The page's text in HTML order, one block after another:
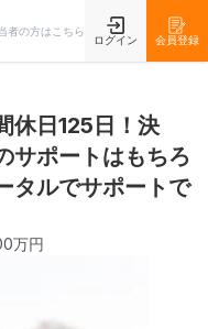
者の方はこちら
ログイン 会員登録
休日125日！決
サポートはもちろ
タルでサポートで
万円